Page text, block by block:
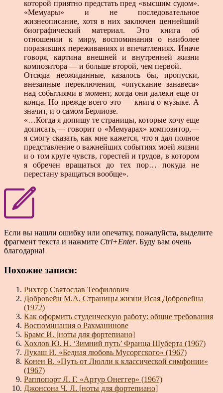
которой приятно предстать пред «высшим судом».
«Мемуары» и не последовательное
жизнеописание, хотя в них заключен ценнейший
биографический материал. Это книга об
отношении к миру, воспоминания о наиболее
поразивших переживаниях и впечатлениях. Иначе
говоря, картина внешней и внутренней жизни
композитора — и больше второй, чем первой.
Отсюда неожиданные, казалось бы, пропуски,
внезапные переключения, «опускание занавеса»
над событиями в момент, когда они далеки еще от
конца. Но прежде всего это — книга о музыке. А
значит, и о самом Берлиозе.
«…Когда я допишу те страницы, которые хочу еще
дописать,— говорит о «Мемуарах» композитор,—
я смогу сказать, как мне кажется, что я дал полное
представление о важнейших событиях моей жизни
и о том круге чувств, горестей и трудов, в котором
я обречен вращаться до тех пор… покуда не
перестану вращаться вообще».
Если вы нашли ошибку или опечатку, пожалуйста, выделите
фрагмент текста и нажмите Ctrl+Enter. Буду вам очень
благодарна!
Похожие записи:
Рихтер Святослав Теофилович
Добровейн М.А. Страницы жизни Исая Добровейна
(1972)
Как оформить студенческую работу: общие требования
Воспоминания о Рахманинове
Брамс И. [ноты для фортепиано]
Хохлов Ю. Н. ‘Зимний путь’ Франца Шуберта (1967)
Лукаш И. «Бедная любовь Мусоргского» (1967)
Конен В. «Путь от Люлли к классической симфонии»
(1967)
Раппопорт Л. Г. «Артур Онеггер» (1967)
Джонсона Ч. Л. [ноты для фортепиано]